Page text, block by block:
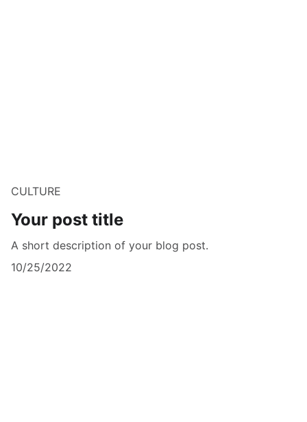
CULTURE
Your post title
A short description of your blog post.
10/25/2022